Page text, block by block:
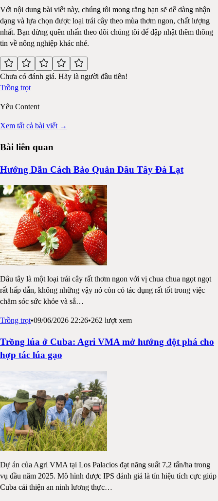
Với nội dung bài viết này, chúng tôi mong rằng bạn sẽ dễ dàng nhận
dạng và lựa chọn được loại trái cây theo mùa thơm ngon, chất lượng
nhất. Bạn đừng quên nhấn theo dõi chúng tôi để dập nhật thêm thông
tin về nông nghiệp khác nhé.
Chưa có đánh giá. Hãy là người đầu tiên!
Trồng trọt
Yêu Content
Xem tất cả bài viết →
Bài liên quan
Hướng Dẫn Cách Bảo Quản Dâu Tây Đà Lạt
Dâu tây là một loại trái cây rất thơm ngon với vị chua chua ngọt ngọt
rất hấp dẫn, không những vậy nó còn có tác dụng rất tốt trong việc
chăm sóc sức khỏe và sắ…
Trồng trọt•09/06/2026 22:26•262 lượt xem
Trồng lúa ở Cuba: Agri VMA mở hướng đột phá cho
hợp tác lúa gạo
Dự án của Agri VMA tại Los Palacios đạt năng suất 7,2 tấn/ha trong
vụ đầu năm 2025. Mô hình được IPS đánh giá là tín hiệu tích cực giúp
Cuba cải thiện an ninh lương thực…